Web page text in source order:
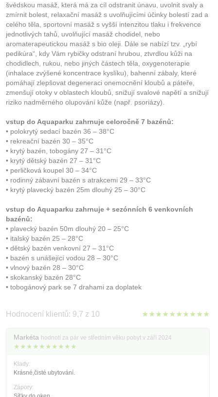
švédskou masáž, která má za cíl odstranit únavu, uvolnit svaly a
zmírnit bolest, relaxační masáž s uvolňujícími účinky bolestí zad a
celého těla, sportovní masáž s vyšší intenzitou tlaku i frekvence
jednotlivých tahů, uvolňující masáž chodidel, nebo
aromaterapeutickou masáž s bio oleji. Dále se nabízí tzv. „rybí
pedikúra“, kdy Vám rybičky odstraní hrubou, ztvrdlou kůži na
chodidlech, rukou, nebo jiných částech těla, oxygenoterapie
(inhalace zvýšené koncentrace kyslíku), bahenní zábaly, které
pomáhají zlepšovat degeneraci onemocnění kloubů a páteře,
zmenšují otoky v oblastech kloubů, snižují svalové napětí a snižují
riziko nadměrného olupování kůže (např. psoriázy).
vstup do Aquaparku zahrnuje celoročně 7 bazénů:
• polokrytý sedací bazén 36 – 38°C
• rekreační bazén 30 – 35°C
• krytý bazén, tobogány 27 – 31°C
• krytý dětský bazén 27 – 31°C
• perličková koupel 30 – 34°C
• rodinný zábavní bazén s atrakcemi 29 – 33°C
• krytý plavecký bazén 25m dlouhý 25 – 30°C
vstup do Aquaparku zahrnuje + sezónních 6 venkovních
bazénů:
• plavecký bazén 50m dlouhý 20 – 25°C
• italský bazén 25 – 28°C
• dětský bazén venkovní 27 – 31°C
• bazén s unášející vodou 28 – 30°C
• vlnový bazén 28 – 30°C
• skokanský bazén 28°C
• tobogánový park se 7 drahami za doplatek
Hodnocení klientů: 9,7 z 10 ★★★★★★★★★★
Markéta hodnotí za pár ve středním věku pobyt v září 2024
★★★★★★★★★★
Klady:
Krásné,čisté ubytování.
Zápory: